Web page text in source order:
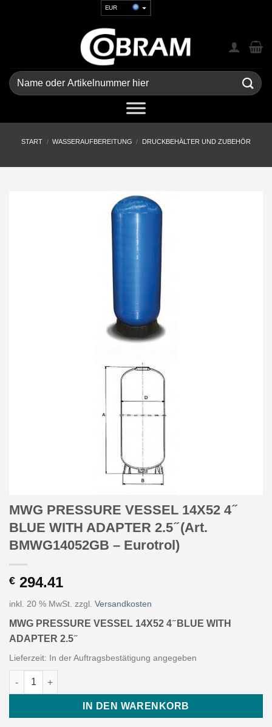
EUR
GBP
CHF
UAH
Suchen
nach:
START / WASSERAUFBEREITUNG / DRUCKBEHÄLTER UND ZUBEHÖR
MWG PRESSURE VESSEL 14X52 4 ̋
BLUE WITH ADAPTER 2.5 ̋ (Art.
BMWG14052GB – Eurotrol)
€ 294.41
inkl. 20 % MwSt. zzgl. Versandkosten
MWG PRESSURE VESSEL 14X52 4 ̋ BLUE WITH
ADAPTER 2.5 ̋
Lieferzeit: In der Auftragsbestätigung angegeben
MWG PRESSURE VESSEL 14X52 4 ̋ BLUE WITH ADAPTER 2.5
IN DEN WARENKORB